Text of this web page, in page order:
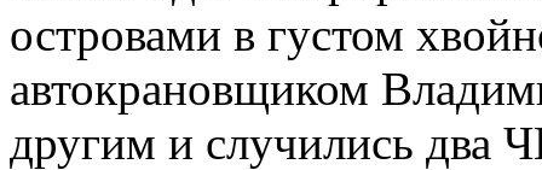
островами в густом
автокрановщиком
другим и случились два